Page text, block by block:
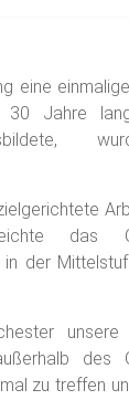
eine
30 Jahre
das
in der
unsere
des
zu treffen